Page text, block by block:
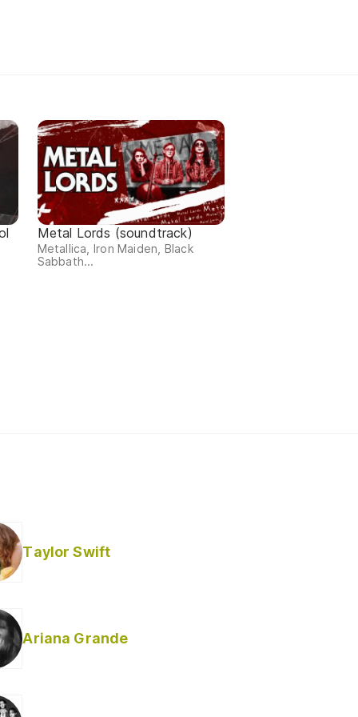
Metal Lords (soundtrack)
Metallica, Iron Maiden, Black
Sabbath...
[explícita]
Taylor Swift
Ariana Grande